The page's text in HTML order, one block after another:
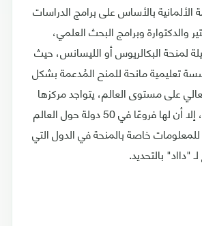
الألمانية بالأساس على برامج الدراسات
والدكتوارة وبرامج البحث العلمي،
لمنحة البكالريوس أو الليسانس، حيث
تعليمية مانحة للمنح المُدعمة بشكل
على مستوى العالم، يتواجد مركزها
الرئيسي في ألمانيا، إلا أن لها فروعًا في 50 دولة حول العالم
للمعلومات خاصة بالمنحة في الدول التي
"دااد" بالتحديد.